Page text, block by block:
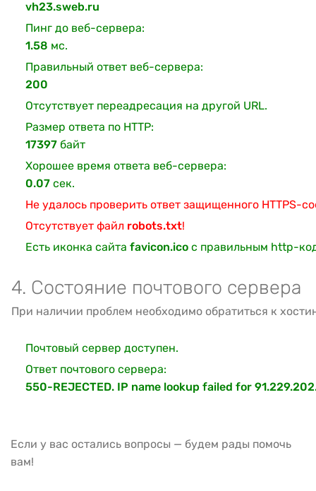
vh23.sweb.ru
Пинг до веб-сервера:
1.58 мс.
Правильный ответ веб-сервера:
200
Отсутствует переадресация на другой URL.
Размер ответа по HTTP:
17397 байт
Хорошее время ответа веб-сервера:
0.07 сек.
Не удалось проверить ответ защищенного HTTPS-
Отсутствует файл robots.txt!
Есть иконка сайта favicon.ico с правильным http-
4. Состояние почтового сервера
При наличии проблем необходимо обратиться к
Почтовый сервер доступен.
Ответ почтового сервера:
550-REJECTED. IP name lookup failed for
Если у вас остались вопросы — будем рады помочь
вам!